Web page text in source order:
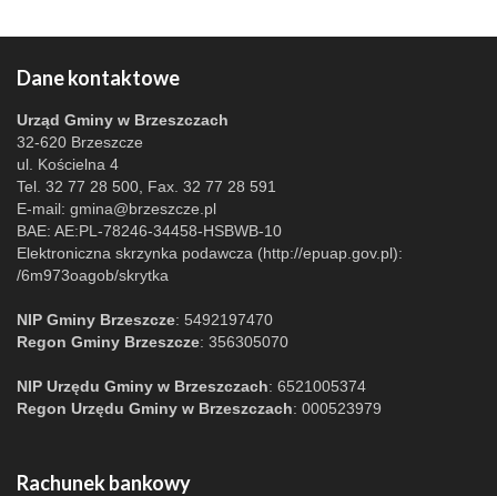
Dane kontaktowe
Urząd Gminy w Brzeszczach
32-620 Brzeszcze
ul. Kościelna 4
Tel. 32 77 28 500, Fax. 32 77 28 591
E-mail: gmina@brzeszcze.pl
BAE: AE:PL-78246-34458-HSBWB-10
Elektroniczna skrzynka podawcza (http://epuap.gov.pl):
/6m973oagob/skrytka
NIP Gminy Brzeszcze: 5492197470
Regon Gminy Brzeszcze: 356305070
NIP Urzędu Gminy w Brzeszczach: 6521005374
Regon Urzędu Gminy w Brzeszczach: 000523979
Rachunek bankowy